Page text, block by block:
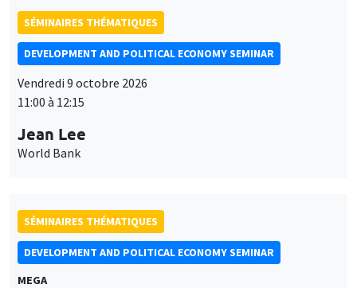
SÉMINAIRES THÉMATIQUES
DEVELOPMENT AND POLITICAL ECONOMY SEMINAR
Vendredi 9 octobre 2026
11:00 à 12:15
Jean Lee
World Bank
SÉMINAIRES THÉMATIQUES
DEVELOPMENT AND POLITICAL ECONOMY SEMINAR
MEGA